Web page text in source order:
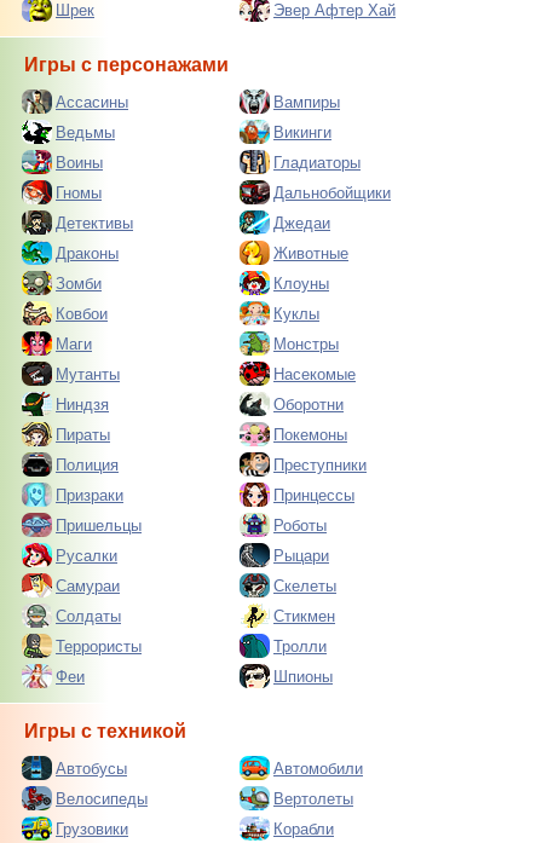
Шрек
Эвер Афтер Хай
Игры с персонажами
Ассасины
Вампиры
Ведьмы
Викинги
Воины
Гладиаторы
Гномы
Дальнобойщики
Детективы
Джедаи
Драконы
Животные
Зомби
Клоуны
Ковбои
Куклы
Маги
Монстры
Мутанты
Насекомые
Ниндзя
Оборотни
Пираты
Покемоны
Полиция
Преступники
Призраки
Принцессы
Пришельцы
Роботы
Русалки
Рыцари
Самураи
Скелеты
Солдаты
Стикмен
Террористы
Тролли
Феи
Шпионы
Игры с техникой
Автобусы
Автомобили
Велосипеды
Вертолеты
Грузовики
Корабли